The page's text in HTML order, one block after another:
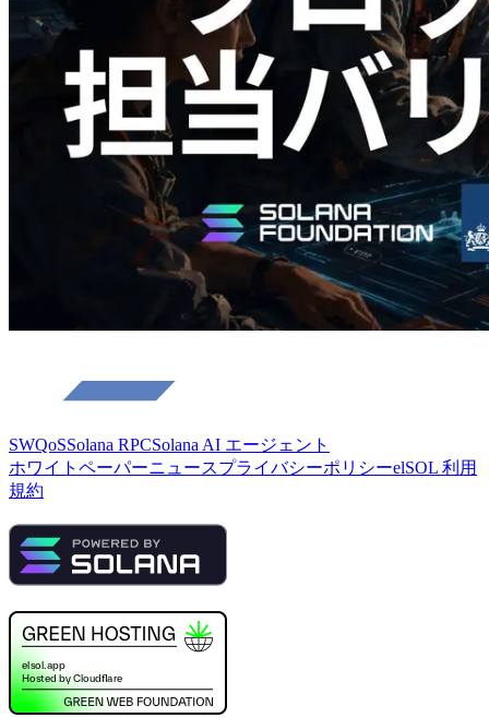
ク生成時間と担当バリデータを視覚化
この記事を読む
さらに読み込む
SWQoSSolana RPCSolana AI エージェント
ホワイトペーパーニュースプライバシーポリシーelSOL 利用
規約